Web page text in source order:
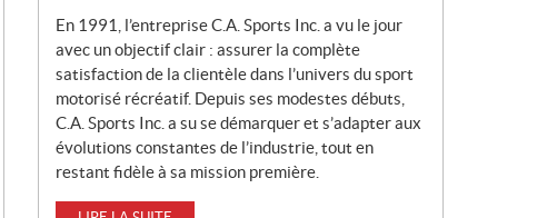
En 1991, l’entreprise C.A. Sports Inc. a vu le jour
avec un objectif clair : assurer la complète
satisfaction de la clientèle dans l’univers du sport
motorisé récréatif. Depuis ses modestes débuts,
C.A. Sports Inc. a su se démarquer et s’adapter aux
évolutions constantes de l’industrie, tout en
restant fidèle à sa mission première.